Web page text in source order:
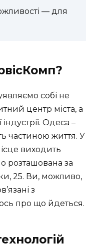
— для
собі не
центр міста, а
Одеса –
частиною життя. У
виходить
розташована за
25. Ви, можливо,
з
про що йдеться.